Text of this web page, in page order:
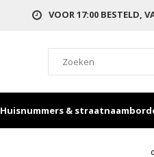
VOOR 17:00 BESTELD,
Huisnummers &